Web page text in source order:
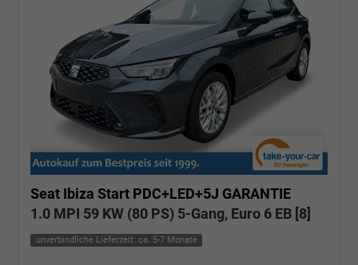
Seat Ibiza Start PDC+LED+5J GARANTIE
1.0 MPI 59 KW (80 PS) 5-Gang, Euro 6 EB [8]
unverbindliche Lieferzeit: ca. 5-7 Monate